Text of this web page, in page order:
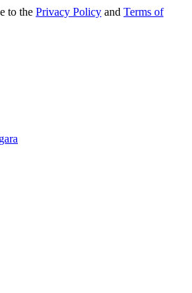
to the Privacy Policy and Terms of